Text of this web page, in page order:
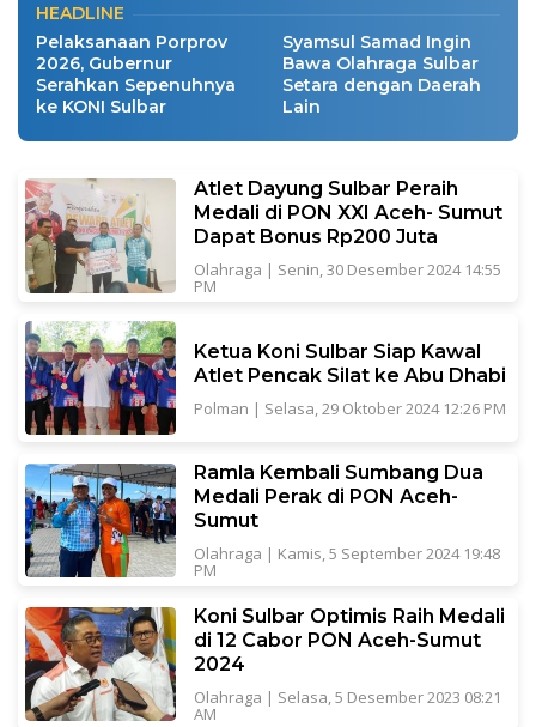
HEADLINE
Pelaksanaan Porprov
2026, Gubernur
Serahkan Sepenuhnya
ke KONI Sulbar
Syamsul Samad Ingin
Bawa Olahraga Sulbar
Setara dengan Daerah
Lain
Atlet Dayung Sulbar Peraih
Medali di PON XXI Aceh- Sumut
Dapat Bonus Rp200 Juta
Olahraga | Senin, 30 Desember 2024 14:55
PM
Ketua Koni Sulbar Siap Kawal
Atlet Pencak Silat ke Abu Dhabi
Polman | Selasa, 29 Oktober 2024 12:26 PM
Ramla Kembali Sumbang Dua
Medali Perak di PON Aceh-
Sumut
Olahraga | Kamis, 5 September 2024 19:48
PM
Koni Sulbar Optimis Raih Medali
di 12 Cabor PON Aceh-Sumut
2024
Olahraga | Selasa, 5 Desember 2023 08:21
AM